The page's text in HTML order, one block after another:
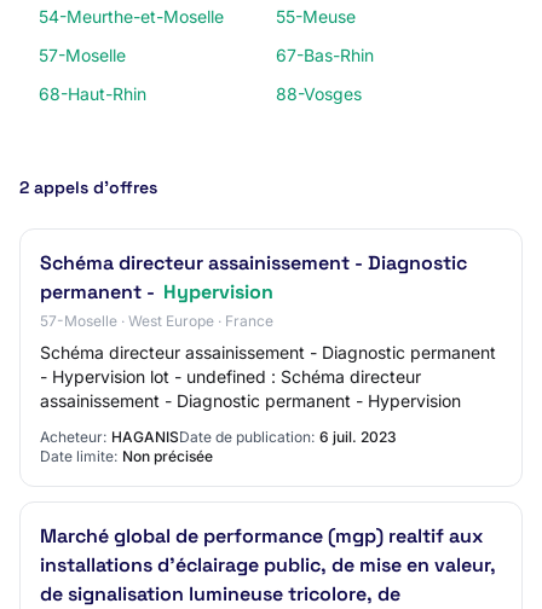
54-Meurthe-et-Moselle
55-Meuse
57-Moselle
67-Bas-Rhin
68-Haut-Rhin
88-Vosges
2 appels d’offres
Schéma directeur assainissement - Diagnostic
permanent - Hypervision
57-Moselle · West Europe · France
Schéma directeur assainissement - Diagnostic permanent
- Hypervision lot - undefined : Schéma directeur
assainissement - Diagnostic permanent - Hypervision
Acheteur: HAGANISDate de publication: 6 juil. 2023
Date limite: Non précisée
Marché global de performance (mgp) realtif aux
installations d'éclairage public, de mise en valeur,
de signalisation lumineuse tricolore, de